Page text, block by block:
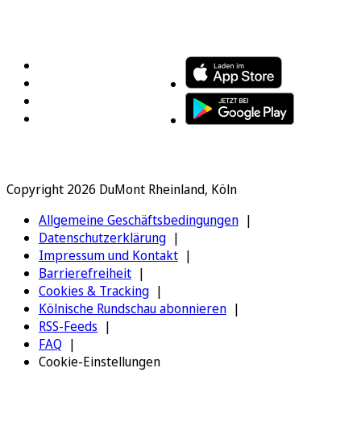
Copyright 2026 DuMont Rheinland, Köln
Allgemeine Geschäftsbedingungen
Datenschutzerklärung
Impressum und Kontakt
Barrierefreiheit
Cookies & Tracking
Kölnische Rundschau abonnieren
RSS-Feeds
FAQ
Cookie-Einstellungen